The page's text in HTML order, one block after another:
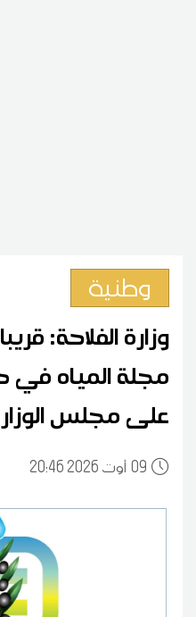
وطنية
وزارة الفلاحة:
مجلة المياه
على مجلس
0920:46 2026 أوت